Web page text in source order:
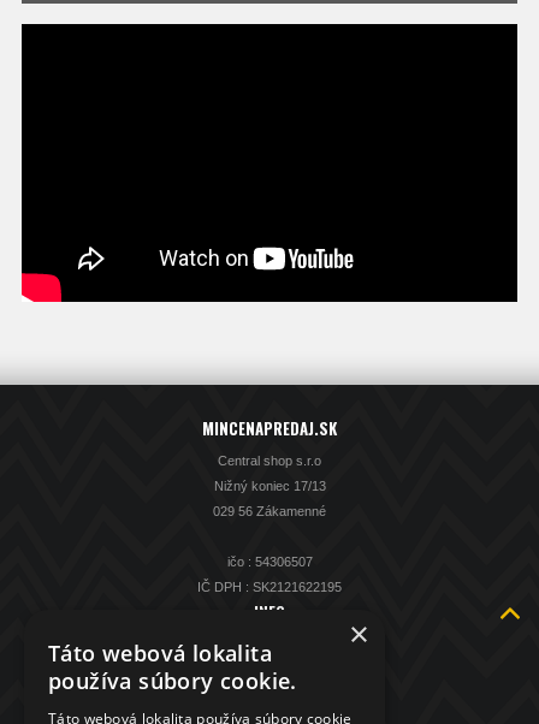
MINCENAPREDAJ.SK
Central shop s.r.o
Nižný koniec 17/13
029 56 Zákamenné
ičo : 54306507
IČ DPH : SK2121622195
INFO
O nás
Kontakt
KAMENNÁ PREDAJŇA
×
Táto webová lokalita
používa súbory cookie.
Táto webová lokalita používa súbory cookie